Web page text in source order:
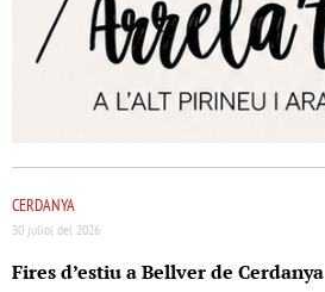
CERDANYA
30 juliol del 2026
Fires d’estiu a Bellver de Cerdanya